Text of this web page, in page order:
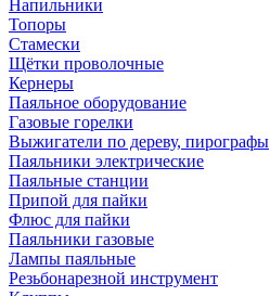
Напильники
Топоры
Стамески
Щётки проволочные
Кернеры
Паяльное оборудование
Газовые горелки
Выжигатели по дереву, пирографы
Паяльники электрические
Паяльные станции
Припой для пайки
Флюс для пайки
Паяльники газовые
Лампы паяльные
Резьбонарезной инструмент